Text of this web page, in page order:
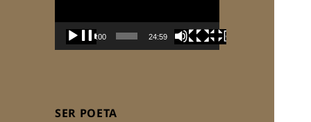
00:00 24:59
SER POETA